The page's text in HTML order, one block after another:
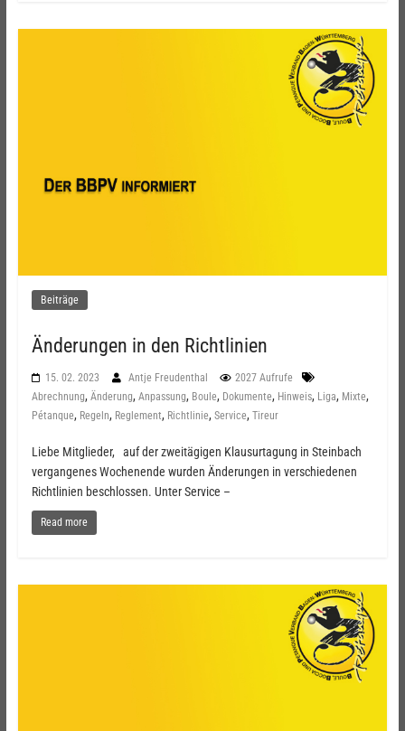
Beiträge
Änderungen in den Richtlinien
15. 02. 2023 Antje Freudenthal
2027 Aufrufe
Abrechnung, Änderung, Anpassung, Boule, Dokumente, Hinweis, Liga, Mixte,
Pétanque, Regeln, Reglement, Richtlinie, Service, Tireur
Liebe Mitglieder, auf der zweitägigen Klausurtagung in Steinbach
vergangenes Wochenende wurden Änderungen in verschiedenen
Richtlinien beschlossen. Unter Service –
Read more